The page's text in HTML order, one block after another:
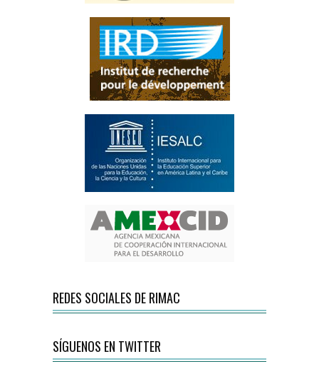
REDES SOCIALES DE RIMAC
SÍGUENOS EN TWITTER